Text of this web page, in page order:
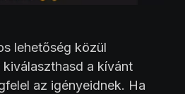
lehetőség közül
a kívánt
az igényeidnek. Ha